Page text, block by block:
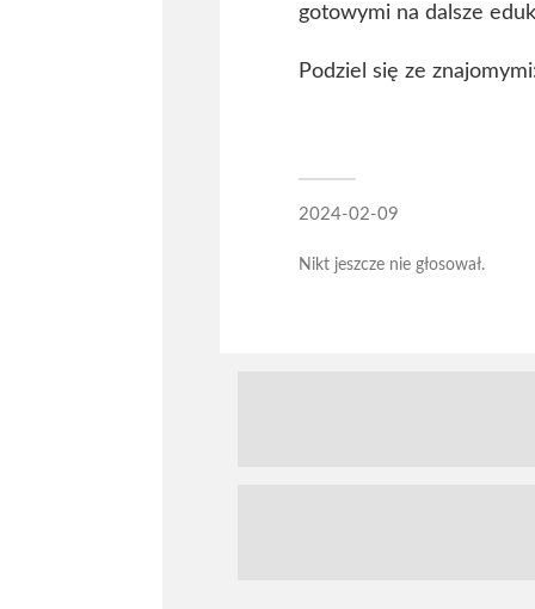
gotowymi na dalsze
Podziel się ze
2024-02-09
Nikt jeszcze nie głosował.